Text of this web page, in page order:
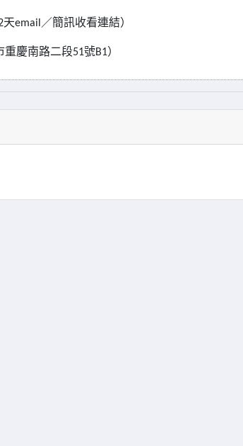
天email ／簡訊收看連結）
重慶南路二段51號B1）